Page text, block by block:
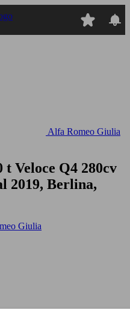
Alfa Romeo Giulia
Veloce Q4 280cv
2019, Berlina,
Giulia